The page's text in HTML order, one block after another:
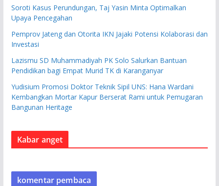
Soroti Kasus Perundungan, Taj Yasin Minta Optimalkan
Upaya Pencegahan
Pemprov Jateng dan Otorita IKN Jajaki Potensi Kolaborasi dan
Investasi
Lazismu SD Muhammadiyah PK Solo Salurkan Bantuan
Pendidikan bagi Empat Murid TK di Karanganyar
Yudisium Promosi Doktor Teknik Sipil UNS: Hana Wardani
Kembangkan Mortar Kapur Berserat Rami untuk Pemugaran
Bangunan Heritage
Kabar anget
komentar pembaca